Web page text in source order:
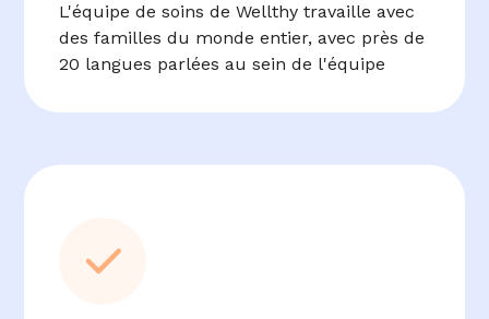
L'équipe de soins de Wellthy travaille avec
des familles du monde entier, avec près de
20 langues parlées au sein de l'équipe